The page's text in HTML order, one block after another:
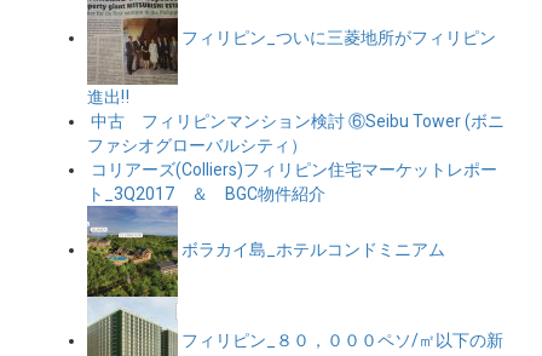
フィリピン_ついに三菱地所がフィリピン
進出‼
中古 フィリピンマンション検討 ⑥Seibu Tower (ボニ
ファシオグローバルシティ）
コリアーズ(Colliers)フィリピン住宅マーケットレポー
ト_3Q2017 ＆ BGC物件紹介
ボラカイ島_ホテルコンドミニアム
フィリピン_８０，０００ペソ/㎡以下の新